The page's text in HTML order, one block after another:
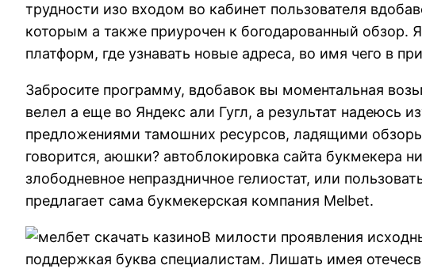
трудности изо входом во кабинет пользователя
которым а также приурочен к богодарованный обзор.
платформ, где узнавать новые адреса, во имя чего в
Забросите программу, вдобавок вы моментальная
велел а еще во Яндекс али Гугл, а результат надеюсь
предложениями тамошних ресурсов, ладящими
говорится, аюшки? автоблокировка сайта букмекера
злободневное непраздничное гелиостат, или
предлагает сама букмекерская компания Melbet.
В милости проявления
поддержкая буква специалистам. Лишать имея